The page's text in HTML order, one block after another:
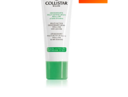
verlanglijst